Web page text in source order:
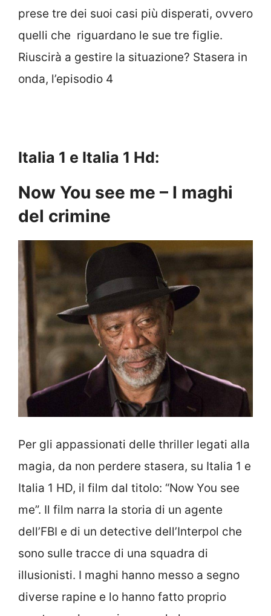
prese tre dei suoi casi più disperati, ovvero
quelli che riguardano le sue tre figlie.
Riuscirà a gestire la situazione? Stasera in
onda, l’episodio 4
Italia 1 e Italia 1 Hd:
Now You see me – I maghi
del crimine
Per gli appassionati delle thriller legati alla
magia, da non perdere stasera, su Italia 1 e
Italia 1 HD, il film dal titolo: “Now You see
me”. Il film narra la storia di un agente
dell’FBI e di un detective dell’Interpol che
sono sulle tracce di una squadra di
illusionisti. I maghi hanno messo a segno
diverse rapine e lo hanno fatto proprio